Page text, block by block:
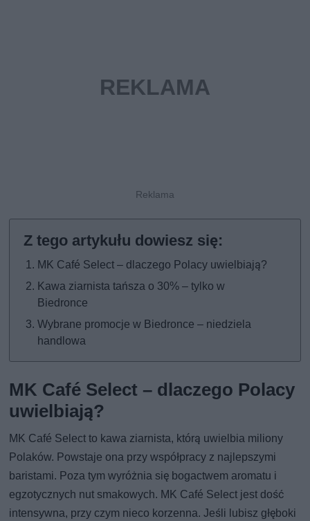
MK Café Select – dlaczego Polacy uwielbiają?
Kawa ziarnista tańsza o 30% – tylko w
Biedronce
Wybrane promocje w Biedronce – niedziela
handlowa
MK Café Select – dlaczego Polacy
uwielbiają?
MK Café Select to kawa ziarnista, którą uwielbia miliony
Polaków. Powstaje ona przy współpracy z najlepszymi
baristami. Poza tym wyróżnia się bogactwem aromatu i
egzotycznych nut smakowych. MK Café Select jest dość
intensywna, przy czym nieco korzenna. Jeśli lubisz głęboki